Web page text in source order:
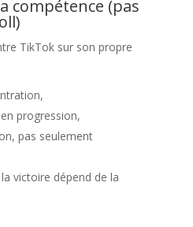
compétence (pas
TikTok sur son propre
progression,
pas seulement
victoire dépend de la